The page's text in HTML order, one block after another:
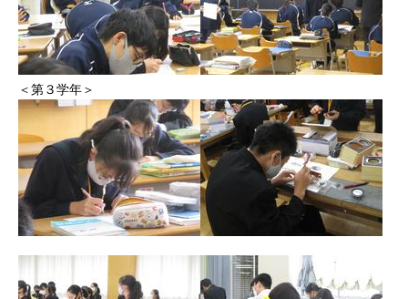
＜第３学年＞